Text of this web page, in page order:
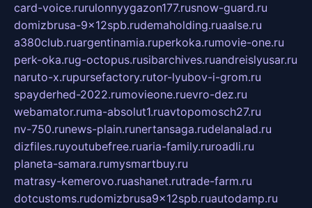
card-voice.rurulonnyygazon177.rusnow-guard.ru
domizbrusa-9x12spb.rudemaholding.ruaalse.ru
a380club.ruargentinamia.ruperkoka.rumovie-one.ru
perk-oka.rug-octopus.rusibarchives.ruandreislyusar.ru
naruto-x.rupursefactory.rutor-lyubov-i-grom.ru
spayderhed-2022.rumovieone.ruevro-dez.ru
webamator.ruma-absolut1.ruavtopomosch27.ru
nv-750.runews-plain.runertansaga.rudelanalad.ru
dizfiles.ruyoutubefree.ruaria-family.ruroadli.ru
planeta-samara.rumysmartbuy.ru
matrasy-kemerovo.ruashanet.rutrade-farm.ru
dotcustoms.rudomizbrusa9x12spb.ruautodamp.ru